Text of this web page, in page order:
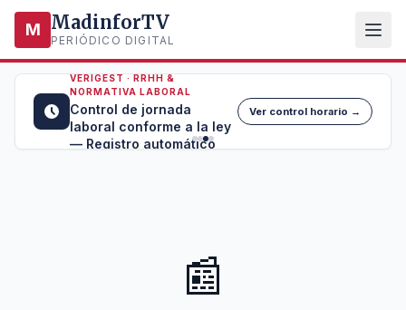
M MadinforTV
PERIÓDICO DIGITAL
VERIGEST · RRHH &
NORMATIVA LABORAL
Control de jornada
laboral conforme a la ley
— Registro automático
Ver control horario →
📰